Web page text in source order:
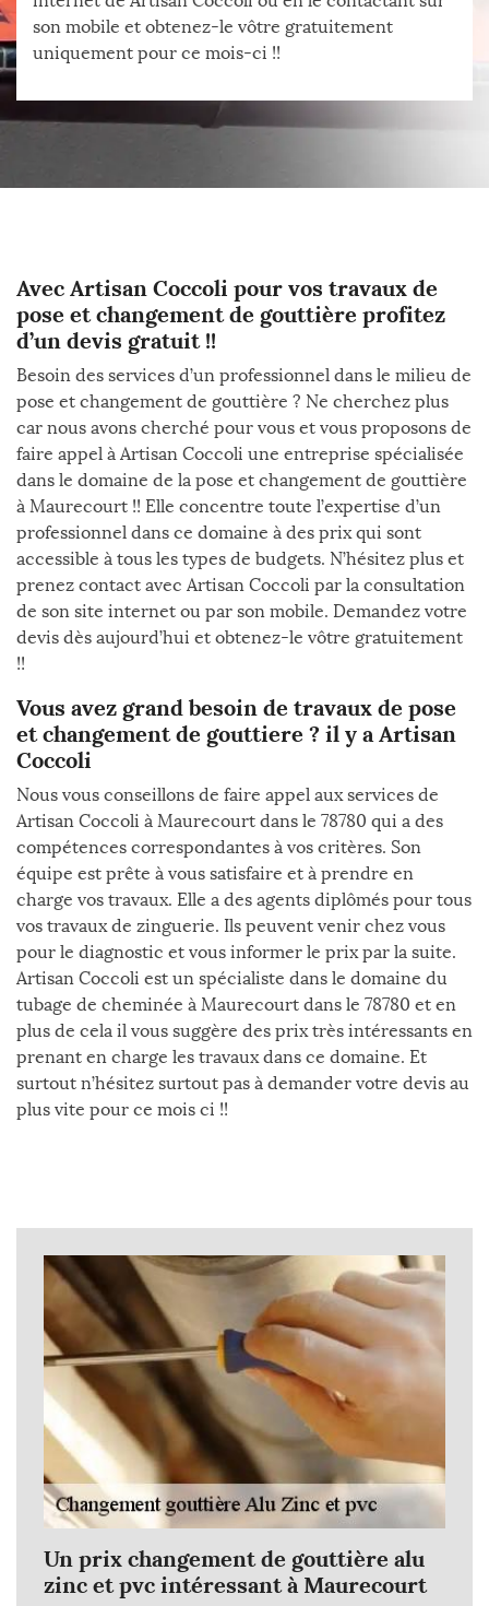
son mobile et obtenez-le vôtre gratuitement
uniquement pour ce mois-ci !!
Avec Artisan Coccoli pour vos travaux de
pose et changement de gouttière profitez
d’un devis gratuit !!
Besoin des services d’un professionnel dans le milieu de
pose et changement de gouttière ? Ne cherchez plus
car nous avons cherché pour vous et vous proposons de
faire appel à Artisan Coccoli une entreprise spécialisée
dans le domaine de la pose et changement de gouttière
à Maurecourt !! Elle concentre toute l’expertise d’un
professionnel dans ce domaine à des prix qui sont
accessible à tous les types de budgets. N’hésitez plus et
prenez contact avec Artisan Coccoli par la consultation
de son site internet ou par son mobile. Demandez votre
devis dès aujourd’hui et obtenez-le vôtre gratuitement
!!
Vous avez grand besoin de travaux de pose
et changement de gouttiere ? il y a Artisan
Coccoli
Nous vous conseillons de faire appel aux services de
Artisan Coccoli à Maurecourt dans le 78780 qui a des
compétences correspondantes à vos critères. Son
équipe est prête à vous satisfaire et à prendre en
charge vos travaux. Elle a des agents diplômés pour tous
vos travaux de zinguerie. Ils peuvent venir chez vous
pour le diagnostic et vous informer le prix par la suite.
Artisan Coccoli est un spécialiste dans le domaine du
tubage de cheminée à Maurecourt dans le 78780 et en
plus de cela il vous suggère des prix très intéressants en
prenant en charge les travaux dans ce domaine. Et
surtout n’hésitez surtout pas à demander votre devis au
plus vite pour ce mois ci !!
Un prix changement de gouttière alu
zinc et pvc intéressant à Maurecourt